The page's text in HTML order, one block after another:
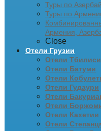
Туры по
Туры по
Армения,
Close
Отели Грузии
Отели Тбилиси
Отели Батуми
Отели
Отели Гудаури
Отели
Отели
Отели Кахетии
Отели